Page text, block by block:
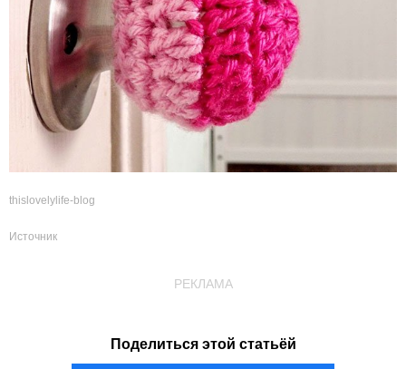
thislovelylife-blog
Источник
РЕКЛАМА
Поделиться этой статьёй